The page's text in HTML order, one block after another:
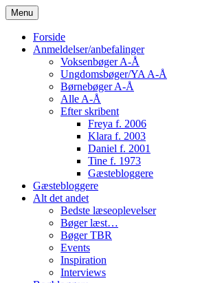
Skip
to
content
Menu
Forside
Anmeldelser/anbefalinger
Voksenbøger A-Å
Ungdomsbøger/YA A-Å
Børnebøger A-Å
Alle A-Å
Efter skribent
Freya f. 2006
Klara f. 2003
Daniel f. 2001
Tine f. 1973
Gæstebloggere
Gæstebloggere
Alt det andet
Bedste læseoplevelser
Bøger læst…
Bøger TBR
Events
Inspiration
Interviews